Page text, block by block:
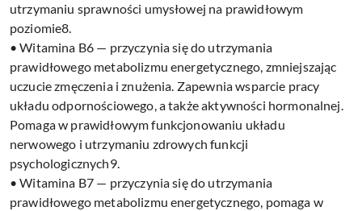
utrzymaniu sprawności umysłowej na prawidłowym
poziomie8.
• Witamina B6 — przyczynia się do utrzymania
prawidłowego metabolizmu energetycznego, zmniejszając
uczucie zmęczenia i znużenia. Zapewnia wsparcie pracy
układu odpornościowego, a także aktywności hormonalnej.
Pomaga w prawidłowym funkcjonowaniu układu
nerwowego i utrzymaniu zdrowych funkcji
psychologicznych9.
• Witamina B7 — przyczynia się do utrzymania
prawidłowego metabolizmu energetycznego, pomaga w